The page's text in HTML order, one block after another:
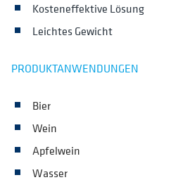
Kosteneffektive Lösung
Leichtes Gewicht
PRODUKTANWENDUNGEN
Bier
Wein
Apfelwein
Wasser